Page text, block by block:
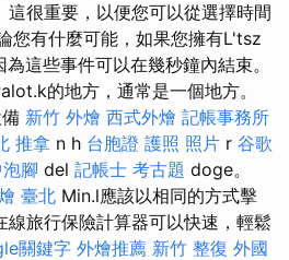
很重要，以便您可以從選擇時間
您有什麼可能，如果您擁有L'tsz
這些事件可以在幾秒鐘內結束。
的地方，通常是一個地方。
新竹 外燴 西式外燴 記帳事務所
推拿 n h 台胞證 護照 照片 r 谷歌
腳 del 記帳士 考古題 doge。
臺北 Min.l應該以相同的方式擊
旅行保險計算器可以快速，輕鬆
關鍵字 外燴推薦 新竹 整復 外國